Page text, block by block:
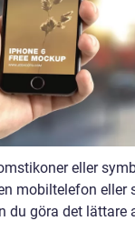
eller
mobiltelefon eller
du göra det